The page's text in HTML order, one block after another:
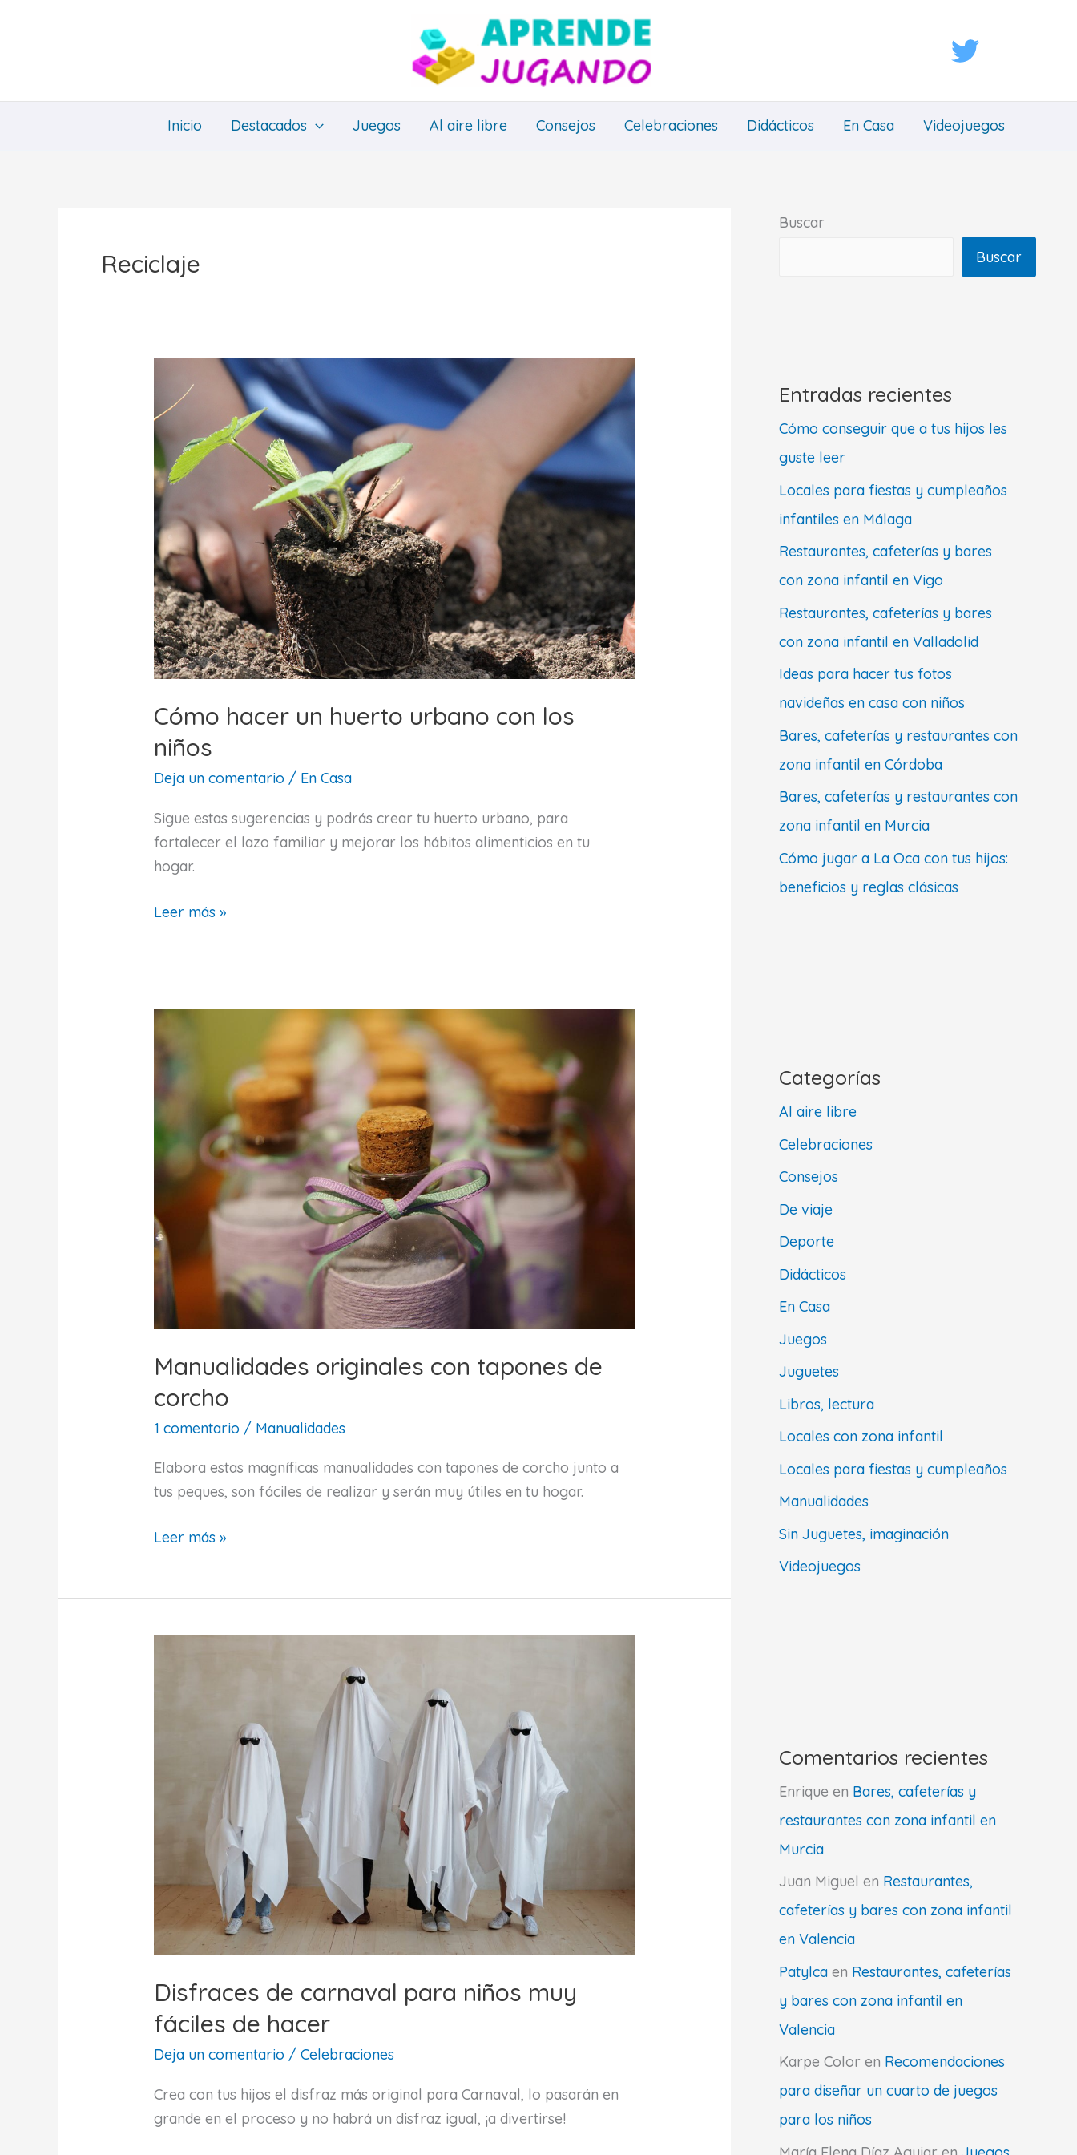
Inicio Destacados Juegos Al aire libre Consejos Celebraciones Didácticos En Casa Videojuegos
Reciclaje
Cómo hacer un huerto urbano con los
niños
Deja un comentario / En Casa
Sigue estas sugerencias y podrás crear tu huerto urbano, para
fortalecer el lazo familiar y mejorar los hábitos alimenticios en tu
hogar.
Cómo
urbano
los
niños
Leer más »
Manualidades originales con tapones de
corcho
1 comentario / Manualidades
Elabora estas magníficas manualidades con tapones de corcho junto a
tus peques, son fáciles de realizar y serán muy útiles en tu hogar.
Manualidades
de
Leer más »
Disfraces de carnaval para niños muy
fáciles de hacer
Deja un comentario /Celebraciones
Crea con tus hijos el disfraz más original para Carnaval, lo pasarán en
grande en el proceso y no habrá un disfraz igual, ¡a divertirse!
Buscar
Buscar
Entradas recientes
Cómo conseguir que a tus hijos les
guste leer
Locales para fiestas y cumpleaños
infantiles en Málaga
Restaurantes, cafeterías y bares
con zona infantil en Vigo
Restaurantes, cafeterías y bares
con zona infantil en Valladolid
Ideas para hacer tus fotos
navideñas en casa con niños
Bares, cafeterías y restaurantes con
zona infantil en Córdoba
Bares, cafeterías y restaurantes con
zona infantil en Murcia
Cómo jugar a La Oca con tus hijos:
beneficios y reglas clásicas
Categorías
Al aire libre
Celebraciones
Consejos
De viaje
Deporte
Didácticos
En Casa
Juegos
Juguetes
Libros, lectura
Locales con zona infantil
Locales para fiestas y cumpleaños
Manualidades
Sin Juguetes, imaginación
Videojuegos
Comentarios recientes
Enrique en Bares, cafeterías y
restaurantes con zona infantil en
Murcia
Juan Miguel en Restaurantes,
cafeterías y bares con zona infantil
en Valencia
Patylca en Restaurantes, cafeterías
y bares con zona infantil en
Valencia
Karpe Color en Recomendaciones
para diseñar un cuarto de juegos
para los niños